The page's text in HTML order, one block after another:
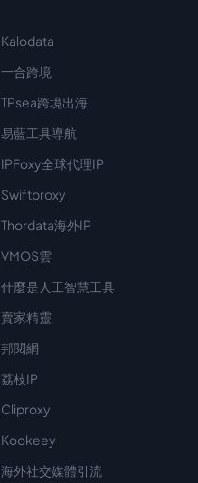
Kalodata
一合跨境
TPsea跨境出海
易藍工具導航
IPFoxy全球代理IP
Swiftproxy
Thordata海外IP
VMOS雲
什麼是人工智慧工具
賣家精靈
邦閱網
荔枝IP
Cliproxy
Kookeey
海外社交媒體引流